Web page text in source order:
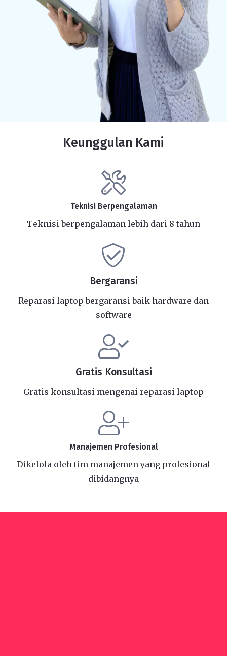
Keunggulan Kami
Teknisi Berpengalaman
Teknisi berpengalaman lebih dari 8 tahun
Bergaransi
Reparasi laptop bergaransi baik hardware dan
software
Gratis Konsultasi
Gratis konsultasi mengenai reparasi laptop
Manajemen Profesional
Dikelola oleh tim manajemen yang profesional
dibidangnya